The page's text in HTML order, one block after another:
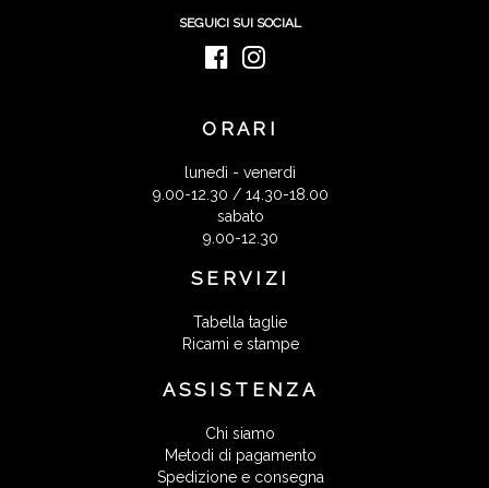
SEGUICI SUI SOCIAL
ORARI
lunedì - venerdì
9.00-12.30 / 14.30-18.00
sabato
9.00-12.30
SERVIZI
Tabella taglie
Ricami e stampe
ASSISTENZA
Chi siamo
Metodi di pagamento
Spedizione e consegna